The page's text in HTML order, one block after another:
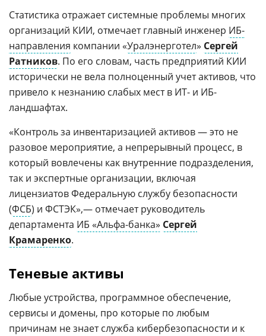
Статистика отражает системные проблемы многих
организаций КИИ, отмечает главный инженер ИБ-
направления компании «Уралэнерготел» Сергей
Ратников. По его словам, часть предприятий КИИ
исторически не вела полноценный учет активов, что
привело к незнанию слабых мест в ИТ- и ИБ-
ландшафтах.
«Контроль за инвентаризацией активов — это не
разовое мероприятие, а непрерывный процесс, в
который вовлечены как внутренние подразделения,
так и экспертные организации, включая
лицензиатов Федеральную службу безопасности
(ФСБ) и ФСТЭК»,— отмечает руководитель
департамента ИБ «Альфа-банка» Сергей
Крамаренко.
Теневые активы
Любые устройства, программное обеспечение,
сервисы и домены, про которые по любым
причинам не знает служба кибербезопасности и к